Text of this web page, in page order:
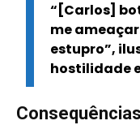
“[Carlos]
me
estupro”,
hostilidade